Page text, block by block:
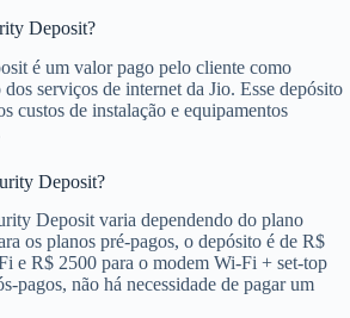
Deposit?
é um valor pago pelo cliente como
serviços de internet da Jio. Esse depósito
custos de instalação e equipamentos
Deposit?
Deposit varia dependendo do plano
os planos pré-pagos, o depósito é de R$
e R$ 2500 para o modem Wi-Fi + set-top
pagos, não há necessidade de pagar um